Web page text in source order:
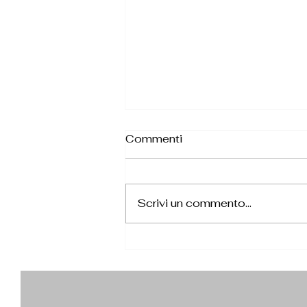
chili di droga sequestrati
Commenti
Scrivi un commento...